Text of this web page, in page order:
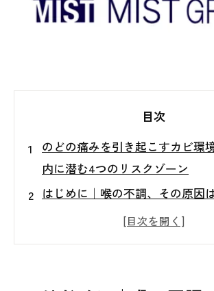
目次
のどの痛みを引き起こすカビ環
内に潜む4つのリスクゾーン
はじめに｜喉の不調、その原因